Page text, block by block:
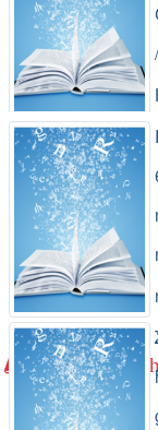
(1) (Lượt lưu
(1) (Lượt lưu